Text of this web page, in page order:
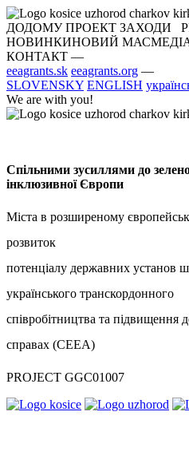
ДОДОМУПРОЕКТ ЗАХОДИ
НОВИНКИНОВИЙ
КОНТАКТ —
eeagrants.sk eeagrants.org —
SLOVENSKY ENGLISH
We are with you!
Спільними зусиллями до
інклюзивної Європи
Міста в розширеному
розвиток
потенціалу державних установ
українського транскордонного
співробітництва та підвищення
справах (CEEA)
PROJECT GGC01007